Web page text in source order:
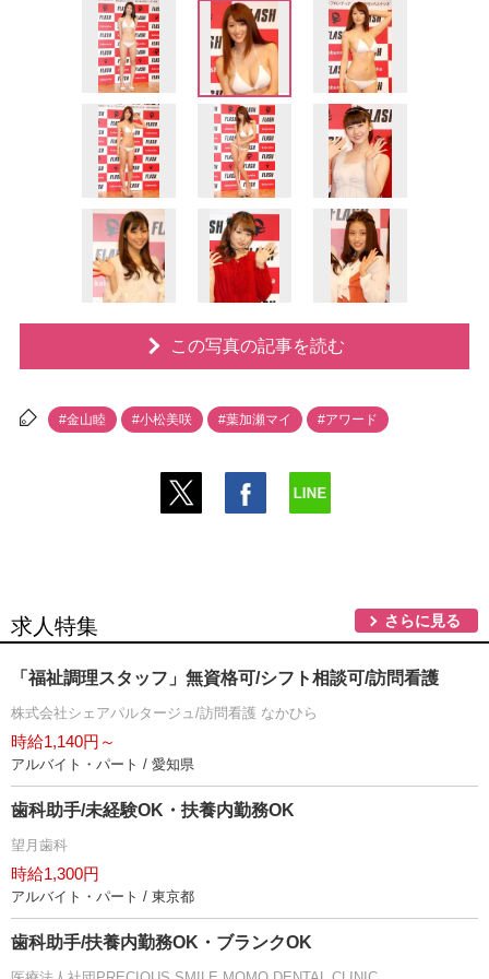
この写真の記事を読む
#金山睦 #小松美咲 #葉加瀬マイ #アワード
求人特集 さらに見る
「福祉調理スタッフ」無資格可/シフト相談可/訪問看護
株式会社シェアパルタージュ/訪問看護 なかひら
時給1,140円～
アルバイト・パート / 愛知県
歯科助手/未経験OK・扶養内勤務OK
望月歯科
時給1,300円
アルバイト・パート / 東京都
歯科助手/扶養内勤務OK・ブランクOK